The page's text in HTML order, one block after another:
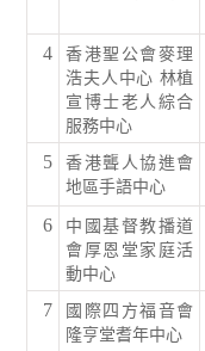
4
香港聖公會麥理
浩夫人中心 林植
宣博士老人綜合
服務中心
5
香港聾人協進會
地區手語中心
6
中國基督教播道
會厚恩堂家庭活
動中心
7
國際四方福音會
隆亨堂耆年中心